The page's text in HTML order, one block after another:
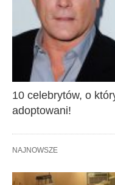
10 celebrytów, o
adoptowani!
NAJNOWSZE